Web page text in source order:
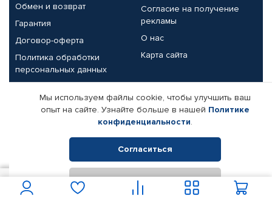
Обмен и возврат
Гарантия
Договор-оферта
Политика обработки
персональных данных
Согласие на получение
рекламы
О нас
Карта сайта
Партнерам
Корпоративным клиентам
Поставщикам
Реквизиты компании
© КАМАЗ ЦЕНТР ДОНЕЦК, 2015-2026. Все права защищены.
Интернет-магазин автомобильных товаров Автопрофи.
Мы используем файлы cookie, чтобы улучшить ваш
опыт на сайте. Узнайте больше в нашей Политике
конфиденциальности.
Согласиться
Отклонить
В корзину